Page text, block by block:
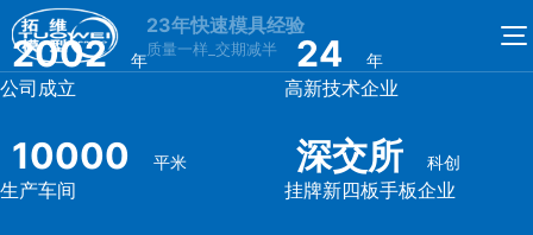
23年快速模具经验
质量一样_交期减半
2002 年
公司成立
24 年
高新技术企业
10000 平米
生产车间
深交所 科创
挂牌新四板手板企业